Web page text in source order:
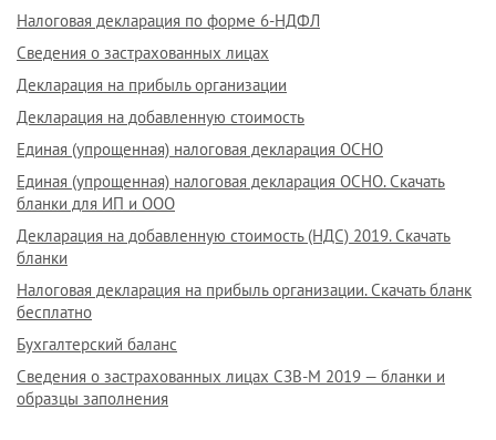
Налоговая декларация по форме 6-НДФЛ
Сведения о застрахованных лицах
Декларация на прибыль организации
Декларация на добавленную стоимость
Единая (упрощенная) налоговая декларация ОСНО
Единая (упрощенная) налоговая декларация ОСНО. Скачать
бланки для ИП и ООО
Декларация на добавленную стоимость (НДС) 2019. Скачать
бланки
Налоговая декларация на прибыль организации. Скачать бланк
бесплатно
Бухгалтерский баланс
Сведения о застрахованных лицах СЗВ-М 2019 — бланки и
образцы заполнения